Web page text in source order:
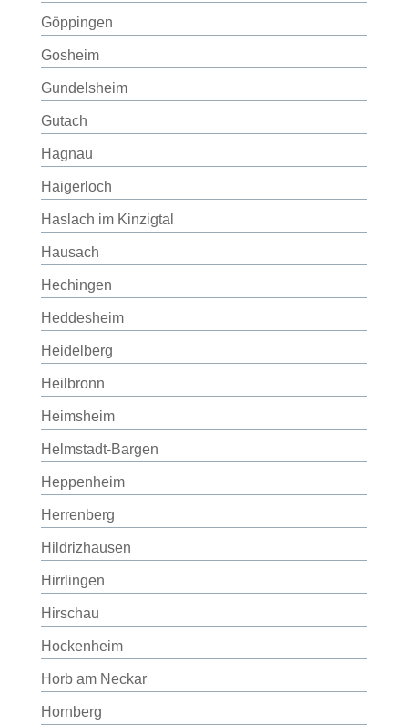
Göppingen
Gosheim
Gundelsheim
Gutach
Hagnau
Haigerloch
Haslach im Kinzigtal
Hausach
Hechingen
Heddesheim
Heidelberg
Heilbronn
Heimsheim
Helmstadt-Bargen
Heppenheim
Herrenberg
Hildrizhausen
Hirrlingen
Hirschau
Hockenheim
Horb am Neckar
Hornberg